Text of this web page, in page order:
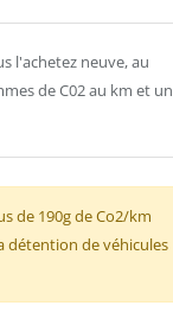
l'achetez neuve, au
de C02 au km et un
de 190g de Co2/km
détention de véhicules